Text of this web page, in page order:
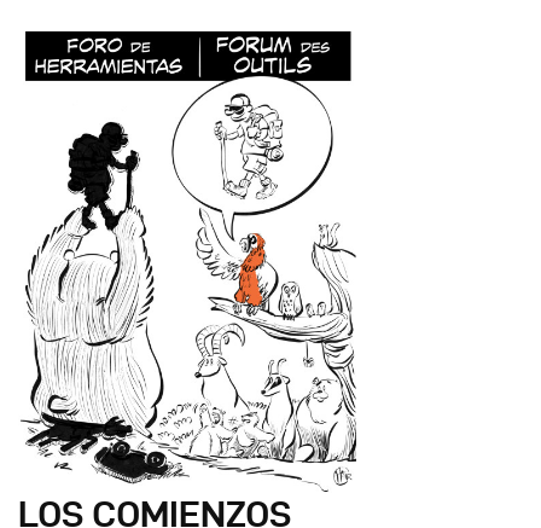
LOS COMIENZOS